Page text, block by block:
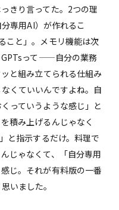
きり言ってた。2つの理
専用AI）が作れるこ
こと」。メモリ機能は次
GPTsって——自分の業務
と組み立てられる仕組み
くていいんですよね。自
っていうような感じ」と
積み上げるんじゃなく
と指示するだけ。料理で
じゃなくて、「自分専用
じ。それが有料版の一番
いました。